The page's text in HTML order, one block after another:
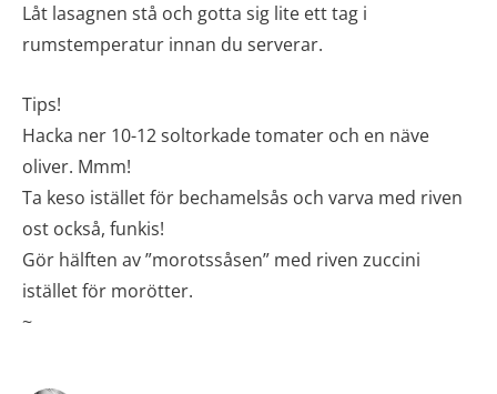
Låt lasagnen stå och gotta sig lite ett tag i
rumstemperatur innan du serverar.
Tips!
Hacka ner 10-12 soltorkade tomater och en näve
oliver. Mmm!
Ta keso istället för bechamelsås och varva med riven
ost också, funkis!
Gör hälften av ”morotssåsen” med riven zuccini
istället för morötter.
~